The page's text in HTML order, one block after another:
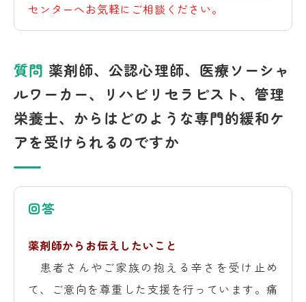
センターへお気軽にご相談ください。
質問 薬剤師、公認心理師、医療ソーシャ
ルワーカー、リハビリセラピスト、管理
栄養士、からはどのような専門的緩和ケ
アを受けられるのですか
回答
薬剤師からお伝えしたいこと
患者さんやご家族の抱える辛さを受け止め
て、ご意向を尊重した支援を行っています。痛